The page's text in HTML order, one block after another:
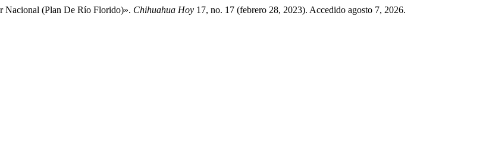
Nacional (Plan De Río Florido)». Chihuahua Hoy 17, no. 17 (febrero 28, 2023). Accedido agosto 7, 2026.